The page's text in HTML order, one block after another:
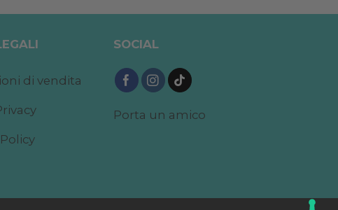
di vendita
SOCIAL
Porta un amico